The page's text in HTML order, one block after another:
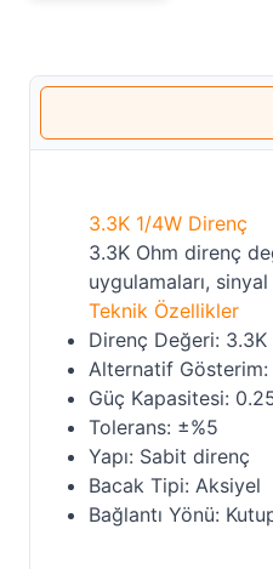
3.3K 1/4W Direnç
3.3K Ohm direnç
uygulamaları,
Teknik Özellikler
Direnç Değeri:
Alternatif Gösterim:
Güç Kapasitesi:
Tolerans: ±%5
Yapı: Sabit direnç
Bacak Tipi: Aksiyel
Bağlantı Yönü: